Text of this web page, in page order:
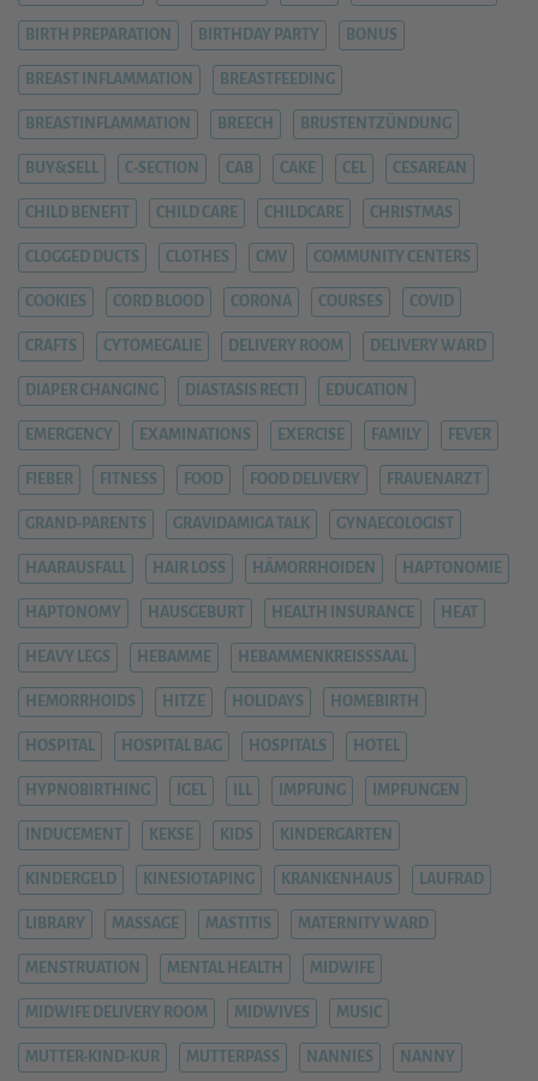
BIRTH PREPARATION BIRTHDAY PARTY BONUS
BREAST INFLAMMATION BREASTFEEDING
BREASTINFLAMMATION BREECH BRUSTENTZÜNDUNG
BUY&SELL C-SECTION CAB CAKE CEL CESAREAN
CHILD BENEFIT CHILD CARE CHILDCARE CHRISTMAS
CLOGGED DUCTS CLOTHES CMV COMMUNITY CENTERS
COOKIES CORD BLOOD CORONA COURSES COVID
CRAFTS CYTOMEGALIE DELIVERY ROOM DELIVERY WARD
DIAPER CHANGING DIASTASIS RECTI EDUCATION
EMERGENCY EXAMINATIONS EXERCISE FAMILY FEVER
FIEBER FITNESS FOOD FOOD DELIVERY FRAUENARZT
GRAND-PARENTS GRAVIDAMIGA TALK GYNAECOLOGIST
HAARAUSFALL HAIR LOSS HÄMORRHOIDEN HAPTONOMIE
HAPTONOMY HAUSGEBURT HEALTH INSURANCE HEAT
HEAVY LEGS HEBAMME HEBAMMENKREISSSAAL
HEMORRHOIDS HITZE HOLIDAYS HOMEBIRTH
HOSPITAL HOSPITAL BAG HOSPITALS HOTEL
HYPNOBIRTHING IGEL ILL IMPFUNG IMPFUNGEN
INDUCEMENT KEKSE KIDS KINDERGARTEN
KINDERGELD KINESIOTAPING KRANKENHAUS LAUFRAD
LIBRARY MASSAGE MASTITIS MATERNITY WARD
MENSTRUATION MENTAL HEALTH MIDWIFE
MIDWIFE DELIVERY ROOM MIDWIVES MUSIC
MUTTER-KIND-KUR MUTTERPASS NANNIES NANNY